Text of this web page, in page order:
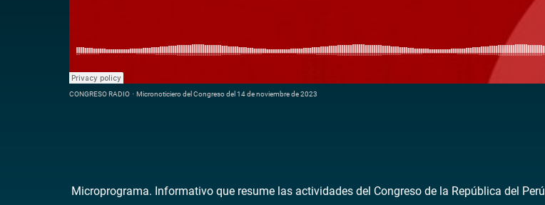
CONGRESO RADIO · Micronoticiero del Congreso del 14 de noviembre de 2023
Microprograma. Informativo que resume las actividades del Congreso de la República del Perú